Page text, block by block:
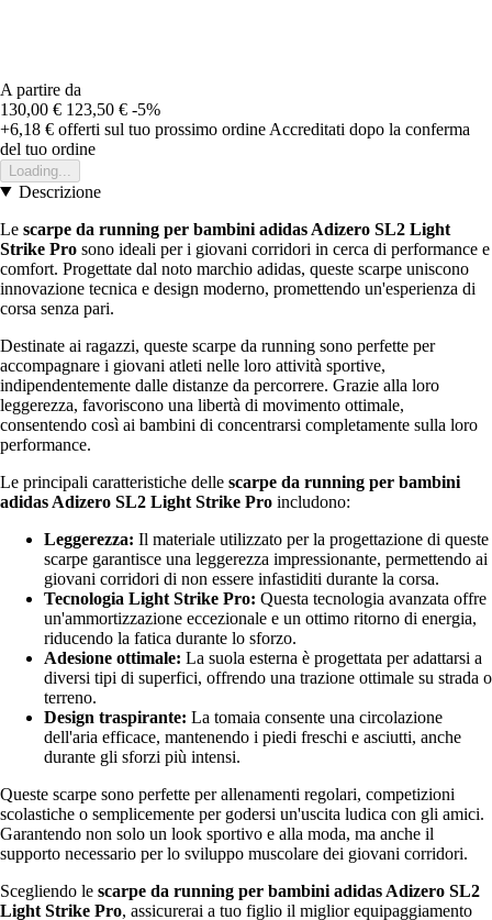
A partire da
130,00 € 123,50 € -5%
+6,18 € offerti sul tuo prossimo ordine Accreditati dopo la conferma
del tuo ordine
Loading...
Descrizione
Le scarpe da running per bambini adidas Adizero SL2 Light
Strike Pro sono ideali per i giovani corridori in cerca di performance e
comfort. Progettate dal noto marchio adidas, queste scarpe uniscono
innovazione tecnica e design moderno, promettendo un'esperienza di
corsa senza pari.
Destinate ai ragazzi, queste scarpe da running sono perfette per
accompagnare i giovani atleti nelle loro attività sportive,
indipendentemente dalle distanze da percorrere. Grazie alla loro
leggerezza, favoriscono una libertà di movimento ottimale,
consentendo così ai bambini di concentrarsi completamente sulla loro
performance.
Le principali caratteristiche delle scarpe da running per bambini
adidas Adizero SL2 Light Strike Pro includono:
Leggerezza: Il materiale utilizzato per la progettazione di queste
scarpe garantisce una leggerezza impressionante, permettendo ai
giovani corridori di non essere infastiditi durante la corsa.
Tecnologia Light Strike Pro: Questa tecnologia avanzata offre
un'ammortizzazione eccezionale e un ottimo ritorno di energia,
riducendo la fatica durante lo sforzo.
Adesione ottimale: La suola esterna è progettata per adattarsi a
diversi tipi di superfici, offrendo una trazione ottimale su strada o
terreno.
Design traspirante: La tomaia consente una circolazione
dell'aria efficace, mantenendo i piedi freschi e asciutti, anche
durante gli sforzi più intensi.
Queste scarpe sono perfette per allenamenti regolari, competizioni
scolastiche o semplicemente per godersi un'uscita ludica con gli amici.
Garantendo non solo un look sportivo e alla moda, ma anche il
supporto necessario per lo sviluppo muscolare dei giovani corridori.
Scegliendo le scarpe da running per bambini adidas Adizero SL2
Light Strike Pro, assicurerai a tuo figlio il miglior equipaggiamento